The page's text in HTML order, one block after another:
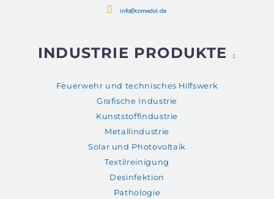
info@comedol.de
INDUSTRIE PRODUKTE
Feuerwehr und technisches Hilfswerk
Grafische Industrie
Kunststoffindustrie
Metallindustrie
Solar und Photovoltaik
Textilreinigung
Desinfektion
Pathologie